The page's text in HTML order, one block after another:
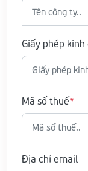
Giấy phép kinh
Mã số thuế
Địa chỉ email